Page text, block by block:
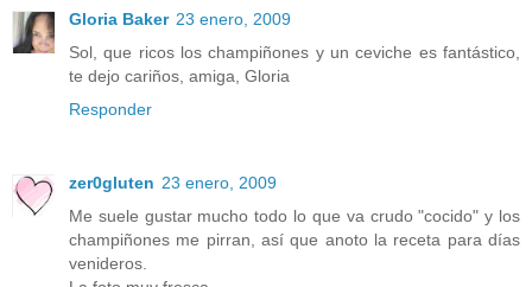
Gloria Baker 23 enero, 2009
Sol, que ricos los champiñones y un ceviche es fantástico,
te dejo cariños, amiga, Gloria
Responder
zer0gluten 23 enero, 2009
Me suele gustar mucho todo lo que va crudo "cocido" y los
champiñones me pirran, así que anoto la receta para días
venideros.